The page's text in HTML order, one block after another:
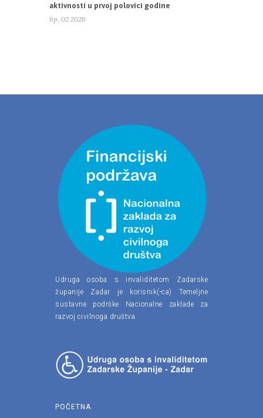
aktivnosti u prvoj polovici godine
lip. 02 2026
Udruga osoba s invaliditetom Zadarske
županije Zadar je korisnik(-ca) Temeljne
sustavne podrške Nacionalne zaklade za
razvoj civilnoga društva.
POČETNA